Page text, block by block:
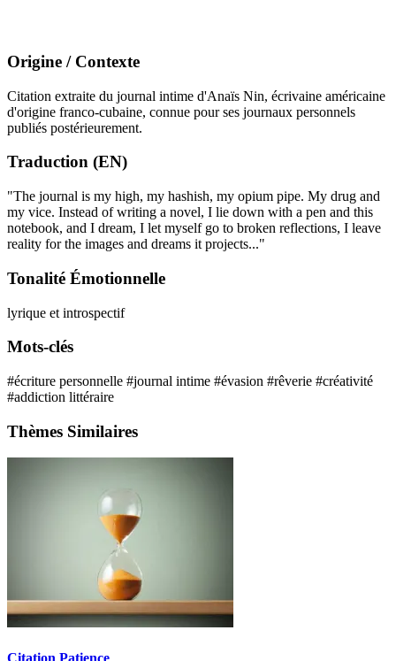
Origine / Contexte
Citation extraite du journal intime d'Anaïs Nin, écrivaine américaine
d'origine franco-cubaine, connue pour ses journaux personnels
publiés postérieurement.
Traduction (EN)
"The journal is my high, my hashish, my opium pipe. My drug and
my vice. Instead of writing a novel, I lie down with a pen and this
notebook, and I dream, I let myself go to broken reflections, I leave
reality for the images and dreams it projects..."
Tonalité Émotionnelle
lyrique et introspectif
Mots-clés
#écriture personnelle #journal intime #évasion #rêverie #créativité
#addiction littéraire
Thèmes Similaires
Citation Patience